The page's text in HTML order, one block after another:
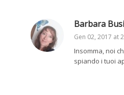
Barbara
Gen 02, 2017 at
Insomma, noi
spiando i tuoi